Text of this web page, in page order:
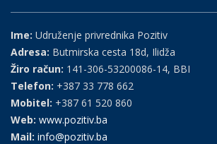
Ime: Udruženje privrednika Pozitiv
Adresa: Butmirska cesta 18d, Ilidža
Žiro račun: 141-306-53200086-14, BBI
Telefon: +387 33 778 662
Mobitel: +387 61 520 860
Web: www.pozitiv.ba
Mail: info@pozitiv.ba